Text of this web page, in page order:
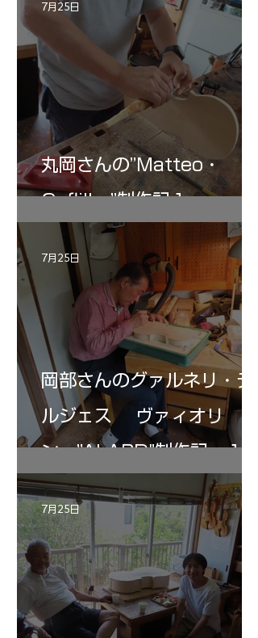
丸岡さんの”Matteo・
Gofliller”制作記１
7月25日
岡部さんのグァルネリ・デ
ルジェス ヴァィオリ
ン ”ALARD"制作記 １2
7月25日
7月25日